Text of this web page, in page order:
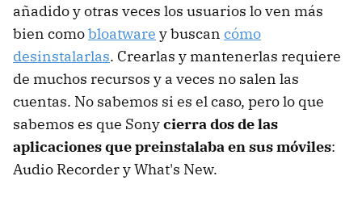
añadido y otras veces los usuarios lo ven más
bien comobloatware y buscan cómo
desinstalarlas. Crearlas y mantenerlas requiere
de muchos recursos y a veces no salen las
cuentas. No sabemos si es el caso, pero lo que
sabemos es que Sonycierra dos de las
aplicaciones que preinstalaba en sus móviles:
Audio Recorder y What's New.